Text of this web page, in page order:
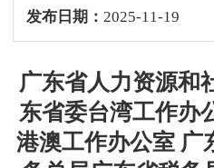
发布日期： 2025-11-19
广东省人力资源和
东省委台湾工作办
港澳工作办公室 广